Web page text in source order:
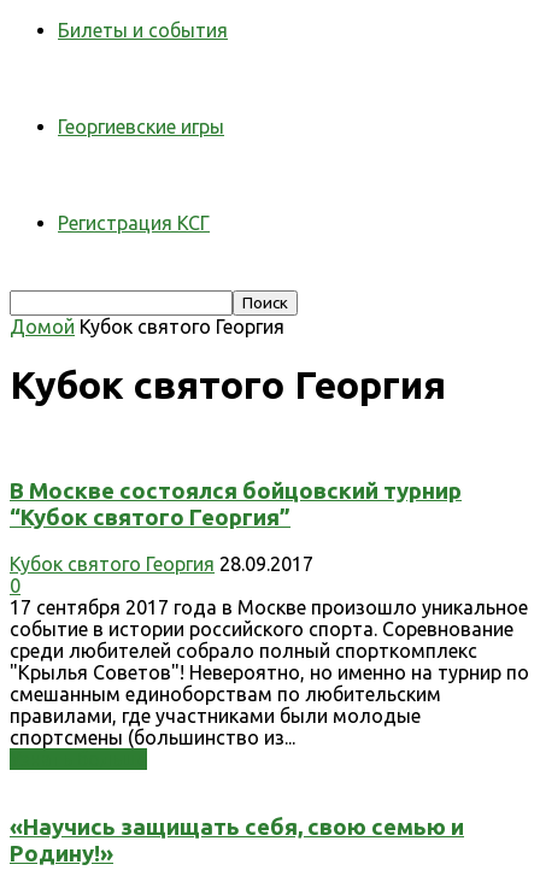
Билеты и события
Георгиевские игры
Регистрация КСГ
Домой Кубок святого Георгия
Кубок святого Георгия
В Москве состоялся бойцовский турнир
“Кубок святого Георгия”
Кубок святого Георгия 28.09.2017
0
17 сентября 2017 года в Москве произошло уникальное
событие в истории российского спорта. Соревнование
среди любителей собрало полный спорткомплекс
"Крылья Советов"! Невероятно, но именно на турнир по
смешанным единоборствам по любительским
правилами, где участниками были молодые
спортсмены (большинство из...
«Научись защищать себя, свою семью и
Родину!»